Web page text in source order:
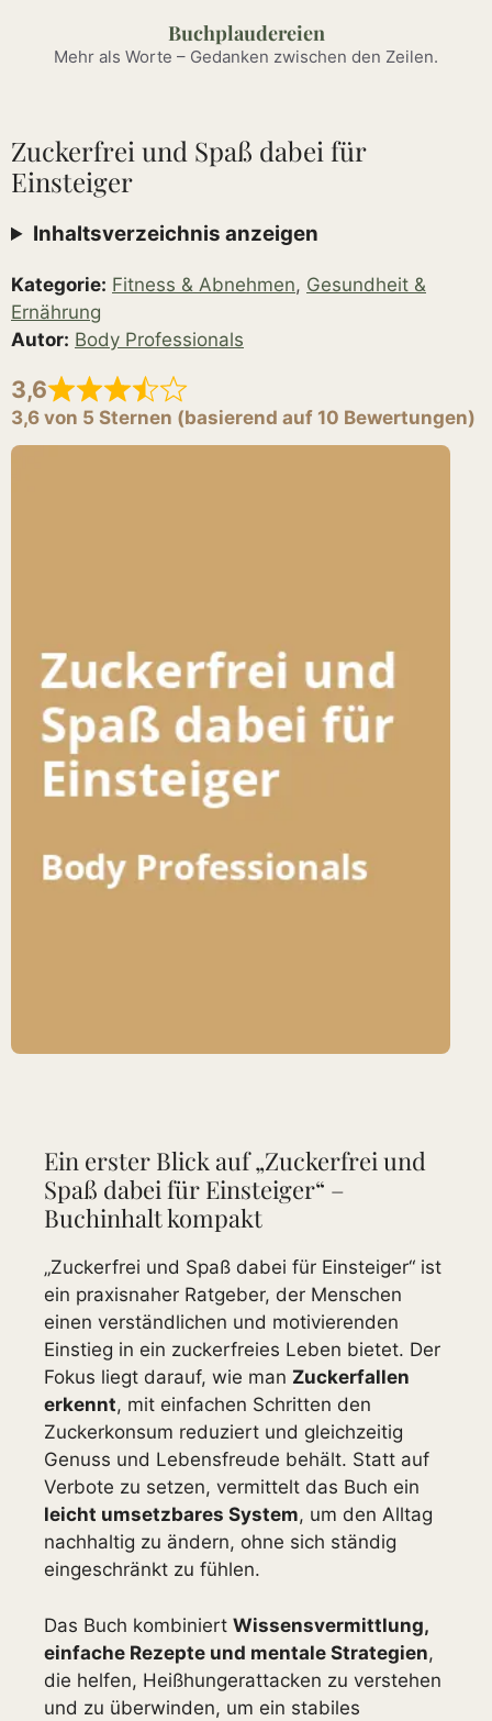
springen
Buchplaudereien
Mehr als Worte – Gedanken zwischen den Zeilen.
Zuckerfrei und Spaß dabei für
Einsteiger
Inhaltsverzeichnis anzeigen
Kategorie: Fitness & Abnehmen, Gesundheit &
Ernährung
Autor: Body Professionals
3,6
3,6 von 5 Sternen (basierend auf 10 Bewertungen)
Ein erster Blick auf „Zuckerfrei und
Spaß dabei für Einsteiger“ –
Buchinhalt kompakt
„Zuckerfrei und Spaß dabei für Einsteiger“ ist
ein praxisnaher Ratgeber, der Menschen
einen verständlichen und motivierenden
Einstieg in ein zuckerfreies Leben bietet. Der
Fokus liegt darauf, wie man Zuckerfallen
erkennt, mit einfachen Schritten den
Zuckerkonsum reduziert und gleichzeitig
Genuss und Lebensfreude behält. Statt auf
Verbote zu setzen, vermittelt das Buch ein
leicht umsetzbares System, um den Alltag
nachhaltig zu ändern, ohne sich ständig
eingeschränkt zu fühlen.
Das Buch kombiniert Wissensvermittlung,
einfache Rezepte und mentale Strategien,
die helfen, Heißhungerattacken zu verstehen
und zu überwinden, um ein stabiles